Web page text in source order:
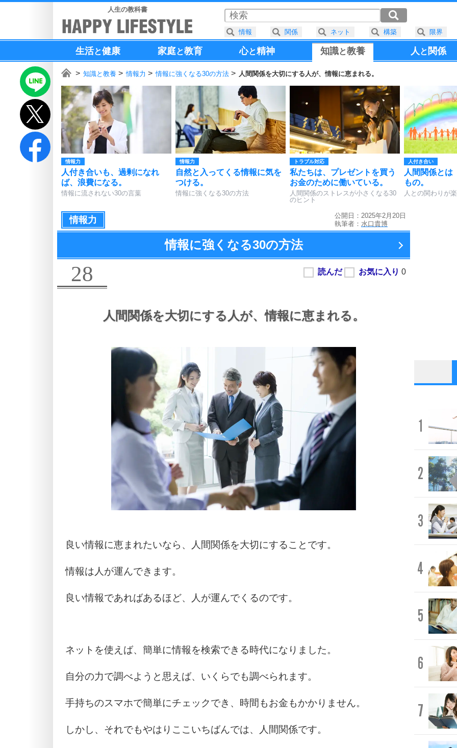
人生の教科書
生活と健康 家庭と教育 心と精神 知識と教養 人と 関係
知識と教養 情報力 情報に強くなる30の方法 人間関係を大切にする人が、情報に恵まれる。
情報力
人付き合いも、過剰になれ
ば、浪費になる。
情報に流されない30の言葉
情報力
自然と入ってくる情報に気を
つける。
情報に強くなる30の方法
トラブル対応
私たちは、プレゼントを買う
お金のために働いている。
人間関係のストレスが小さくなる30
のヒント
人付き合い
人間関係とは
もの。
人との関わりが
情報力
公開日：2025年2月20日
執筆者： 水口貴博
情報に強くなる30の方法
28
人間関係を大切にする人が、情報に恵まれる。
良い情報に恵まれたいなら、人間関係を大切にすることです。
情報は人が運んできます。
良い情報であればあるほど、人が運んでくるのです。
ネットを使えば、簡単に情報を検索できる時代になりました。
自分の力で調べようと思えば、いくらでも調べられます。
手持ちのスマホで簡単にチェックでき、時間もお金もかかりません。
しかし、それでもやはりここいちばんでは、人間関係です。
1
2
3
4
5
6
7
情報 関係 ネット 構築 限界